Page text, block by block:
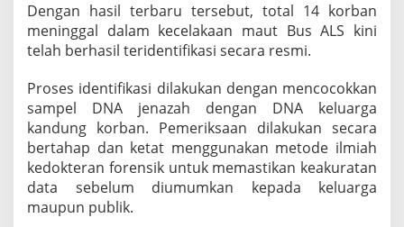
J
e
n
a
a
h
S
d
a
Dengan hasil terbaru tersebut, total 14 korban
meninggal dalam kecelakaan maut Bus ALS kini
telah berhasil teridentifikasi secara resmi.
Proses identifikasi dilakukan dengan mencocokkan
sampel DNA jenazah dengan DNA keluarga
kandung korban. Pemeriksaan dilakukan secara
bertahap dan ketat menggunakan metode ilmiah
kedokteran forensik untuk memastikan keakuratan
data sebelum diumumkan kepada keluarga
maupun publik.